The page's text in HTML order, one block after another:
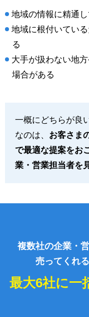
地域の情報に精通
地域に根付いてい
る
大手が扱わない地
場合がある
一概にどちらが良
なのは、 お客さま
で最適な提案をお
業・営業担当者を
複数社の企業・
売ってくれ
最大6社に一